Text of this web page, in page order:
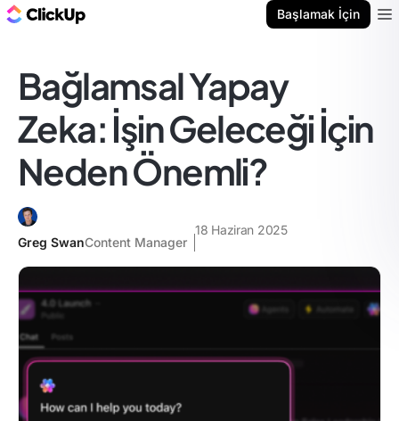
Başlamak İçin
Bağlamsal Yapay
Zeka: İşin Geleceği İçin
Neden Önemli?
Greg SwanContent Manager
18 Haziran 2025